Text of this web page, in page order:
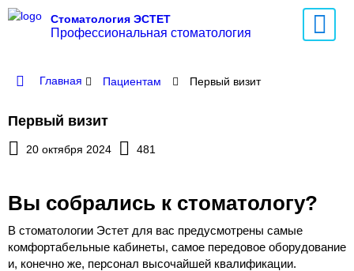
Стоматология ЭСТЕТ
Профессиональная стоматология
Главная Пациентам Первый визит
Первый визит
20 октября 2024 481
Вы собрались к стоматологу?
В стоматологии Эстет для вас предусмотрены самые
комфортабельные кабинеты, самое передовое оборудование
и, конечно же, персонал высочайшей квалификации.